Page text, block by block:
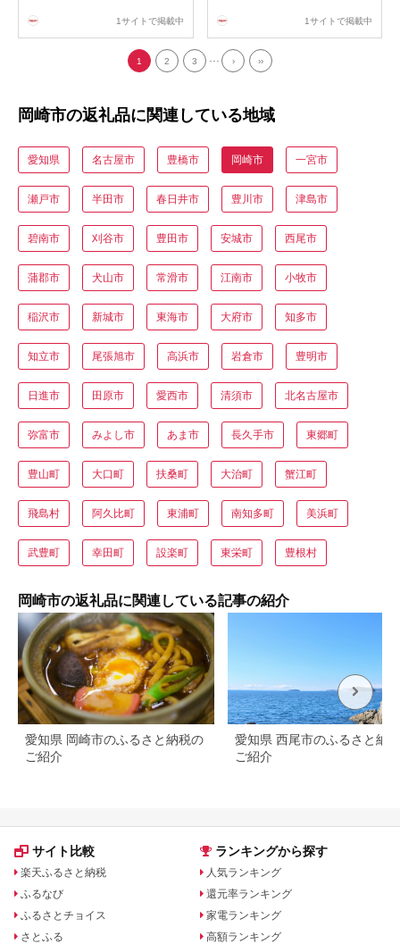
1サイトで掲載中 1サイトで掲載中
1 2 3 › ››
岡崎市の返礼品に関連している地域
愛知県 名古屋市 豊橋市 岡崎市 一宮市
瀬戸市 半田市 春日井市 豊川市 津島市
碧南市 刈谷市 豊田市 安城市 西尾市
蒲郡市 犬山市 常滑市 江南市 小牧市
稲沢市 新城市 東海市 大府市 知多市
知立市 尾張旭市 高浜市 岩倉市 豊明市
日進市 田原市 愛西市 清須市 北名古屋市
弥富市 みよし市 あま市 長久手市 東郷町
豊山町 大口町 扶桑町 大治町 蟹江町
飛島村 阿久比町 東浦町 南知多町 美浜町
武豊町 幸田町 設楽町 東栄町 豊根村
岡崎市の返礼品に関連している記事の紹介
愛知県 岡崎市のふるさと納税の
ご紹介
愛知県 西尾市のふるさと納
ご紹介
サイト比較
楽天ふるさと納税
ふるなび
ふるさとチョイス
さとふる
ランキングから探す
人気ランキング
還元率ランキング
家電ランキング
高額ランキング